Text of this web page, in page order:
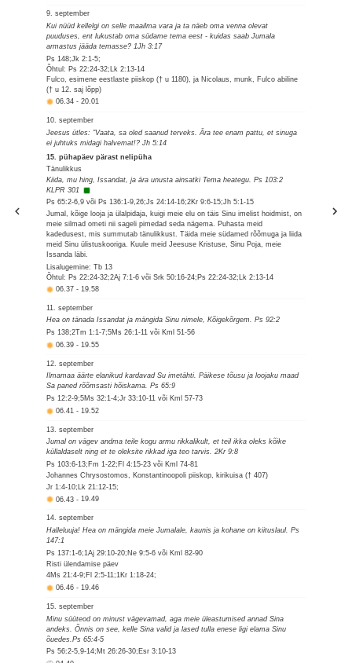
9. september
Kui nüüd kellelgi on selle maailma vara ja ta näeb oma venna olevat
puuduses, ent lukustab oma südame tema eest - kuidas saab Jumala
armastus jääda temasse? 1Jh 3:17
Ps 148;Jk 2:1-5;
Õhtul: Ps 22:24-32;Lk 2:13-14
Fulco, esimene eestlaste piiskop († u 1180), ja Nicolaus, munk, Fulco abiline
(† u 12. saj lõpp)
06.34-20.01
10. september
Jeesus ütles: "Vaata, sa oled saanud terveks. Ära tee enam pattu, et sinuga
ei juhtuks midagi halvemat!? Jh 5:14
15. pühapäev pärast nelipüha
Tänulikkus
Kiida, mu hing, Issandat, ja ära unusta ainsatki Tema heategu. Ps 103:2
KLPR 301
Ps 65:2-6,9 või Ps 136:1-9,26;Js 24:14-16;2Kr 9:6-15;Jh 5:1-15
Jumal, kõige looja ja ülalpidaja, kuigi meie elu on täis Sinu imelist hoidmist, on
meie silmad ometi nii sageli pimedad seda nägema. Puhasta meid
kadedusest, mis summutab tänulikkust. Täida meie südamed rõõmuga ja liida
meid Sinu ülistuskooriga. Kuule meid Jeesuse Kristuse, Sinu Poja, meie
Issanda läbi.
Lisalugemine: Tb 13
Õhtul: Ps 22:24-32;2Aj 7:1-6 või Srk 50:16-24;Ps 22:24-32;Lk 2:13-14
06.37- 19.58
11. september
Hea on tänada Issandat ja mängida Sinu nimele, Kõigekõrgem. Ps 92:2
Ps 138;2Tm 1:1-7;5Ms 26:1-11 või Kml 51-56
06.39- 19.55
12. september
Ilmamaa äärte elanikud kardavad Su imetähti. Päikese tõusu ja loojaku maad
Sa paned rõõmsasti hõiskama. Ps 65:9
Ps 12:2-9;5Ms 32:1-4;Jr 33:10-11 või Kml 57-73
06.41- 19.52
13. september
Jumal on vägev andma teile kogu armu rikkalikult, et teil ikka oleks kõike
küllaldaselt ning et te oleksite rikkad iga teo tarvis. 2Kr 9:8
Ps 103:6-13;Fm 1-22;Fl 4:15-23 või Kml 74-81
Johannes Chrysostomos, Konstantinoopoli piiskop, kirikuisa († 407)
Jr 1:4-10;Lk 21:12-15;
06.43-19.49
14. september
Halleluuja! Hea on mängida meie Jumalale, kaunis ja kohane on kiituslaul. Ps
147:1
Ps 137:1-6;1Aj 29:10-20;Ne 9:5-6 või Kml 82-90
Risti ülendamise päev
4Ms 21:4-9;Fl 2:5-11;1Kr 1:18-24;
06.46- 19.46
15. september
Minu süüteod on minust vägevamad, aga meie üleastumised annad Sina
andeks. Õnnis on see, kelle Sina valid ja lased tulla enese ligi elama Sinu
õuedes.Ps 65:4-5
Ps 56:2-5,9-14;Mt 26:26-30;Esr 3:10-13